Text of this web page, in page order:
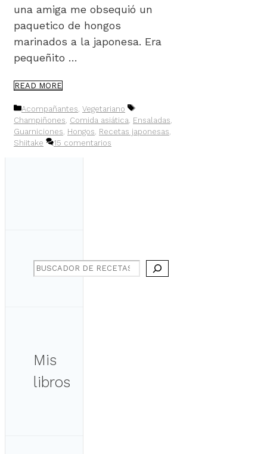
una amiga me obsequió un
paquetico de hongos
marinados a la japonesa. Era
pequeñito …
READ MORE
Categorías
Acompañantes Vegetariano
Etiquetas
Champiñones Comida asiática Ensaladas
Guarniciones Hongos Recetas japonesas
Shiitake
15 comentarios
Search
Mis
libros